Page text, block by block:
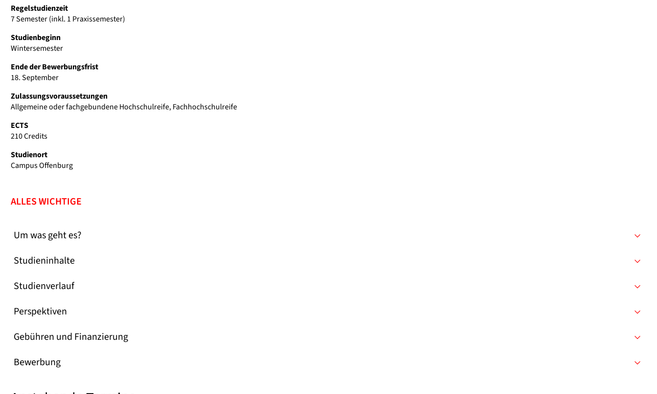
Regelstudienzeit
7 Semester (inkl. 1 Praxissemester)
Studienbeginn
Wintersemester
Ende der Bewerbungsfrist
18. September
Zulassungsvoraussetzungen
Allgemeine oder fachgebundene Hochschulreife, Fachhochschulreife
ECTS
210 Credits
Studienort
Campus Offenburg
ALLES WICHTIGE
Um was geht es?
Studieninhalte
Studienverlauf
Perspektiven
Gebühren und Finanzierung
Bewerbung